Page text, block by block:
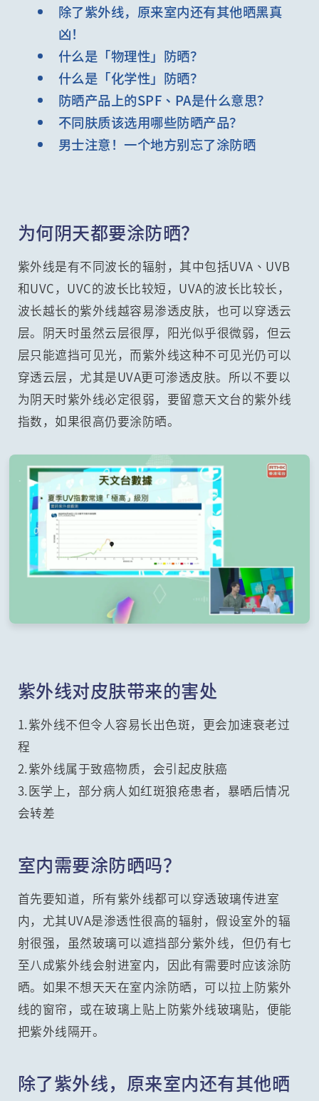
除了紫外线，原来室内还有其他晒黑真
凶！
什么是「物理性」防晒？
什么是「化学性」防晒？
防晒产品上的SPF、PA是什么意思？
不同肤质该选用哪些防晒产品？
男士注意！一个地方别忘了涂防晒
为何阴天都要涂防晒？
紫外线是有不同波长的辐射，其中包括UVA、UVB
和UVC，UVC的波长比较短，UVA的波长比较长，
波长越长的紫外线越容易渗透皮肤，也可以穿透云
层。阴天时虽然云层很厚，阳光似乎很微弱，但云
层只能遮挡可见光，而紫外线这种不可见光仍可以
穿透云层，尤其是UVA更可渗透皮肤。所以不要以
为阴天时紫外线必定很弱，要留意天文台的紫外线
指数，如果很高仍要涂防晒。
紫外线对皮肤带来的害处
1.紫外线不但令人容易长出色斑，更会加速衰老过
程
2.紫外线属于致癌物质，会引起皮肤癌
3.医学上，部分病人如红斑狼疮患者，暴晒后情况
会转差
室内需要涂防晒吗？
首先要知道，所有紫外线都可以穿透玻璃传进室
内，尤其UVA是渗透性很高的辐射，假设室外的辐
射很强，虽然玻璃可以遮挡部分紫外线，但仍有七
至八成紫外线会射进室内，因此有需要时应该涂防
晒。如果不想天天在室内涂防晒，可以拉上防紫外
线的窗帘，或在玻璃上贴上防紫外线玻璃贴，便能
把紫外线隔开。
除了紫外线，原来室内还有其他晒